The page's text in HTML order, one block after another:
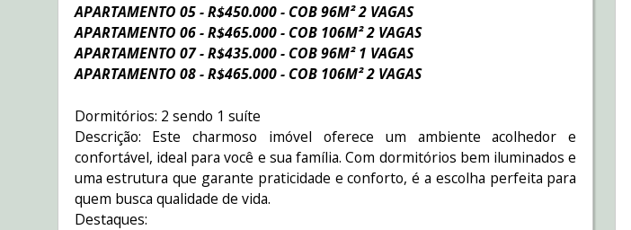
APARTAMENTO 05 - R$450.000 - COB 96M² 2 VAGAS
APARTAMENTO 06 - R$465.000 - COB 106M² 2 VAGAS
APARTAMENTO 07 - R$435.000 - COB 96M² 1 VAGAS
APARTAMENTO 08 - R$465.000 - COB 106M² 2 VAGAS
Dormitórios: 2 sendo 1 suíte
Descrição: Este charmoso imóvel oferece um ambiente acolhedor e
confortável, ideal para você e sua família. Com dormitórios bem iluminados e
uma estrutura que garante praticidade e conforto, é a escolha perfeita para
quem busca qualidade de vida.
Destaques: